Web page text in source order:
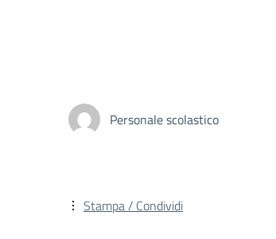
Personale scolastico
Stampa / Condividi